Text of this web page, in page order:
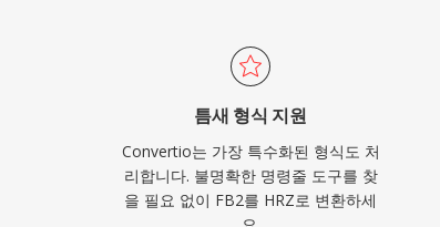
틈새 형식 지원
Convertio는 가장 특수화된 형식도 처
리합니다. 불명확한 명령줄 도구를 찾
을 필요 없이 FB2를 HRZ로 변환하세